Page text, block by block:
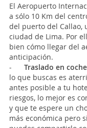
El Aeropuerto
a sólo 10 Km del
del puerto del Callao,
ciudad de Lima. Por
bien cómo llegar del
anticipación.
- Traslado en
lo que buscas es
antes posible a tu
riesgos, lo mejor es
y que te espere un
más económica pero